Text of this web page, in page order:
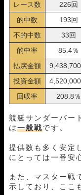
11月21日徳山08R
11月18日桐生06R
11月15日津05R
11月14日宮島05R
11月09日戸田04R
11月08日桐生03R
10月19日多摩川01R
10月17日津05R
10月13日福岡03R
10月10日戸田07R
10月07日福岡05R
10月03日下関05R
09月30日津06R
レース数
226回
的中数
193回
不的中数
33回
的中率
85.4％
払戻金額
投資金額
回収率
208.8％
競艇サンダーバー
は一般戦です。
提供数も多く安定
にとっては一番安
また、マスター戦
示しており、ここ